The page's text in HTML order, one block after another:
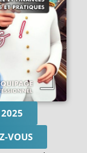
2025
VOUS